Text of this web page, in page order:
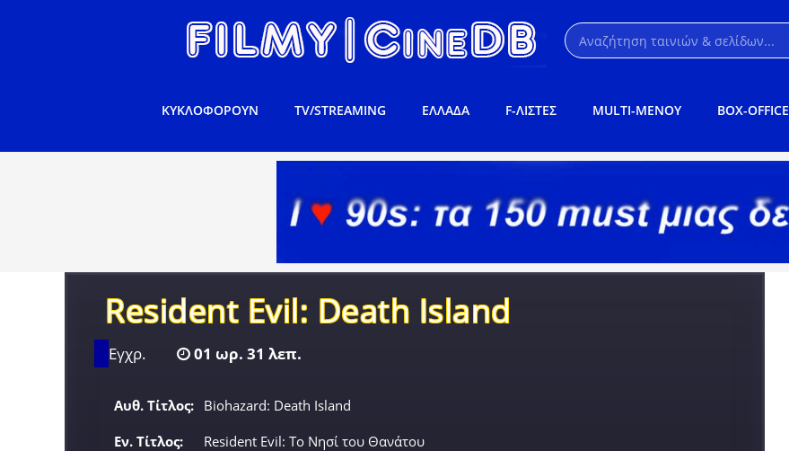
ΚΥΚΛΟΦΟΡΟΥΝ TV/STREAMING ΕΛΛΑΔΑ F-ΛΙΣΤΕΣ MULTI-ΜΕΝΟΥ BOX-OFFICE
Resident Evil: Death Island
Εγχρ. 01 ωρ. 31 λεπ.
Αυθ. Τίτλος: Biohazard: Death Island
Εν. Τίτλος:
Resident Evil: Το Νησί του Θανάτου